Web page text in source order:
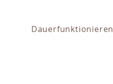
Dauerfunktionieren